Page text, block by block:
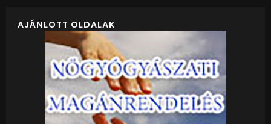
AJÁNLOTT OLDALAK